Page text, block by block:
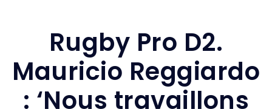
Rugby Pro D2.
Mauricio Reggiardo
: ‘Nous travaillons